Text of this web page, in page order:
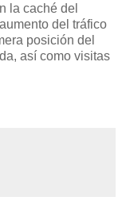
la caché del
del tráfico
posición del
así como visitas